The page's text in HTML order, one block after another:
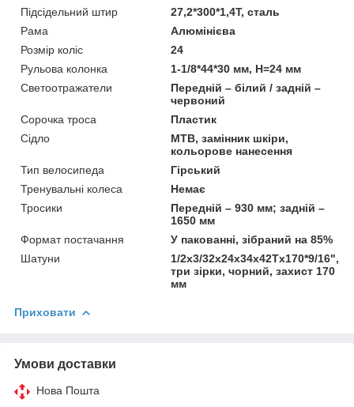
Підсідельний штир
27,2*300*1,4T, сталь
Рама
Алюмінієва
Розмір коліс
24
Рульова колонка
1-1/8*44*30 мм, H=24 мм
Светоотражатели
Передній – білий / задній –
червоний
Сорочка троса
Пластик
Сідло
MTB, замінник шкіри,
кольорове нанесення
Тип велосипеда
Гірський
Тренувальні колеса
Немає
Тросики
Передній – 930 мм; задній –
1650 мм
Формат постачання
У пакованні, зібраний на 85%
Шатуни
1/2х3/32х24х34х42Tх170*9/16",
три зірки, чорний, захист 170
мм
Приховати
Умови доставки
Нова Пошта